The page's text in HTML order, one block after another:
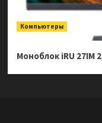
Компьютеры
Моноблок iRU 27IM